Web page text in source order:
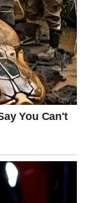
. Jedna
sigurnost u